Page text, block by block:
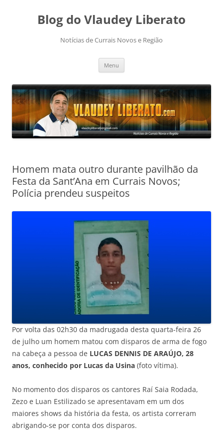
conteúdoBlog do Vlaudey Liberato
Notícias de Currais Novos e Região
Menu
Homem mata outro durante pavilhão da
Festa da Sant’Ana em Currais Novos;
Polícia prendeu suspeitos
Por volta das 02h30 da madrugada desta quarta-feira 26
de julho um homem matou com disparos de arma de fogo
na cabeça a pessoa de LUCAS DENNIS DE ARAÚJO, 28
anos, conhecido por Lucas da Usina (foto vítima).
No momento dos disparos os cantores Raí Saia Rodada,
Zezo e Luan Estilizado se apresentavam em um dos
maiores shows da história da festa, os artista correram
abrigando-se por conta dos disparos.